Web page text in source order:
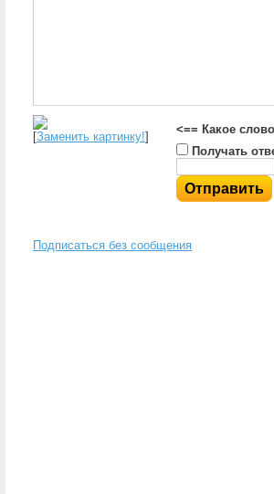
[Заменить картинку!]
<== Какое
Получать
Подписаться без сообщения